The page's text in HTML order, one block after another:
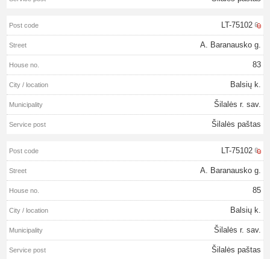
LT-75102
A. Baranausko g.
83
Balsių k.
Šilalės r. sav.
Šilalės paštas
LT-75102
A. Baranausko g.
85
Balsių k.
Šilalės r. sav.
Šilalės paštas